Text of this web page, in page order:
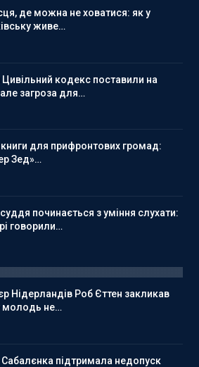
де можна не ховатися: як у
живе…
кодекс поставили на
але загроза для…
книги для прифронтових громад:
Зед»…
починається з уміння слухати:
говорили…
Нідерландів Роб Єттен закликав
молодь не…
підтримала недопуск